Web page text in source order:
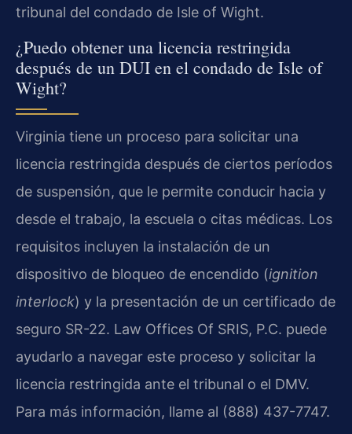
tribunal del condado de Isle of Wight.
¿Puedo obtener una licencia restringida
después de un DUI en el condado de Isle of
Wight?
Virginia tiene un proceso para solicitar una
licencia restringida después de ciertos períodos
de suspensión, que le permite conducir hacia y
desde el trabajo, la escuela o citas médicas. Los
requisitos incluyen la instalación de un
dispositivo de bloqueo de encendido (ignition
interlock) y la presentación de un certificado de
seguro SR-22. Law Offices Of SRIS, P.C. puede
ayudarlo a navegar este proceso y solicitar la
licencia restringida ante el tribunal o el DMV.
Para más información, llame al (888) 437-7747.